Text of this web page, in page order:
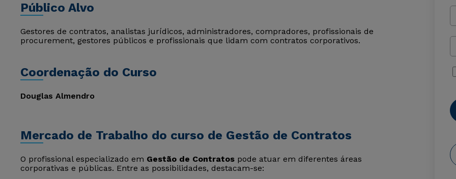
Público Alvo
Gestores de contratos, analistas jurídicos, administradores, compradores, profissionais de
procurement, gestores públicos e profissionais que lidam com contratos corporativos.
Coordenação do Curso
Douglas Almendro
Mercado de Trabalho do curso de Gestão de Contratos
O profissional especializado em Gestão de Contratos pode atuar em diferentes áreas
corporativas e públicas. Entre as possibilidades, destacam-se: